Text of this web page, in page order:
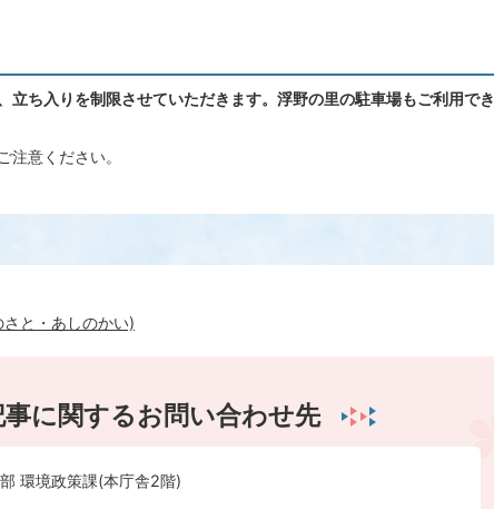
立ち入りを制限させていただきます。浮野の里の駐車場もご利用でき
注意ください。
さと・あしのかい)
に関するお問い合わせ先
環境政策課(本庁舎2階)